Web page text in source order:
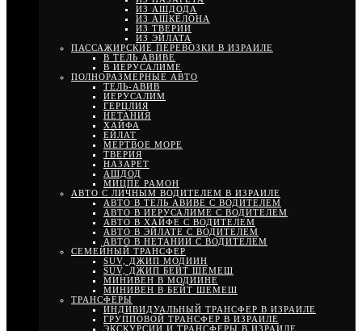
ИЗ АШДОДА
ИЗ АШКЕЛОНА
ИЗ ТВЕРИИ
ИЗ ЭЙЛАТА
ПАССАЖИРСКИЕ ПЕРЕВОЗКИ В ИЗРАИЛЕ
В ТЕЛЬ АВИВЕ
В ИЕРУСАЛИМЕ
ПОЛНОРАЗМЕРНЫЕ АВТО
ТЕЛЬ-АВИВ
ИЕРУСАЛИМ
ГЕРЦЛИЯ
НЕТАНИЯ
ХАЙФА
ЕЙЛАТ
МЕРТВОЕ МОРЕ
ТВЕРИЯ
НАЗАРЕТ
АШДОД
МИЦПЕ РАМОН
АВТО С ЛИЧНЫМ ВОДИТЕЛЕМ В ИЗРАИЛЕ
АВТО В ТЕЛЬ АВИВЕ С ВОДИТЕЛЕМ
АВТО В ИЕРУСАЛИМЕ С ВОДИТЕЛЕМ
АВТО В ХАЙФЕ С ВОДИТЕЛЕМ
АВТО В ЭЙЛАТЕ С ВОДИТЕЛЕМ
АВТО В НЕТАНИИ С ВОДИТЕЛЕМ
СЕМЕЙНЫЙ ТРАНСФЕР
SUV, ДЖИП МОДИИН
SUV, ДЖИП БЕЙТ ШЕМЕШ
МИНИВЕН В МОДИИНЕ
МИНИВЕН В БЕЙТ ШЕМЕШ
ТРАНСФЕРЫ
ИНДИВИДУАЛЬНЫЙ ТРАНСФЕР В ИЗРАИЛЕ
ГРУППОВОЙ ТРАНСФЕР В ИЗРАИЛЕ
ЭКСКУРСИИ И ТРАНСФЕРЫ В ИЗРАИЛЕ